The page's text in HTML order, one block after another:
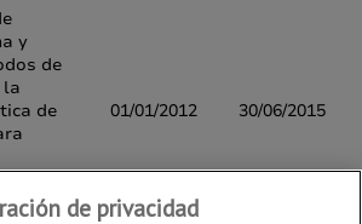
de privacidad